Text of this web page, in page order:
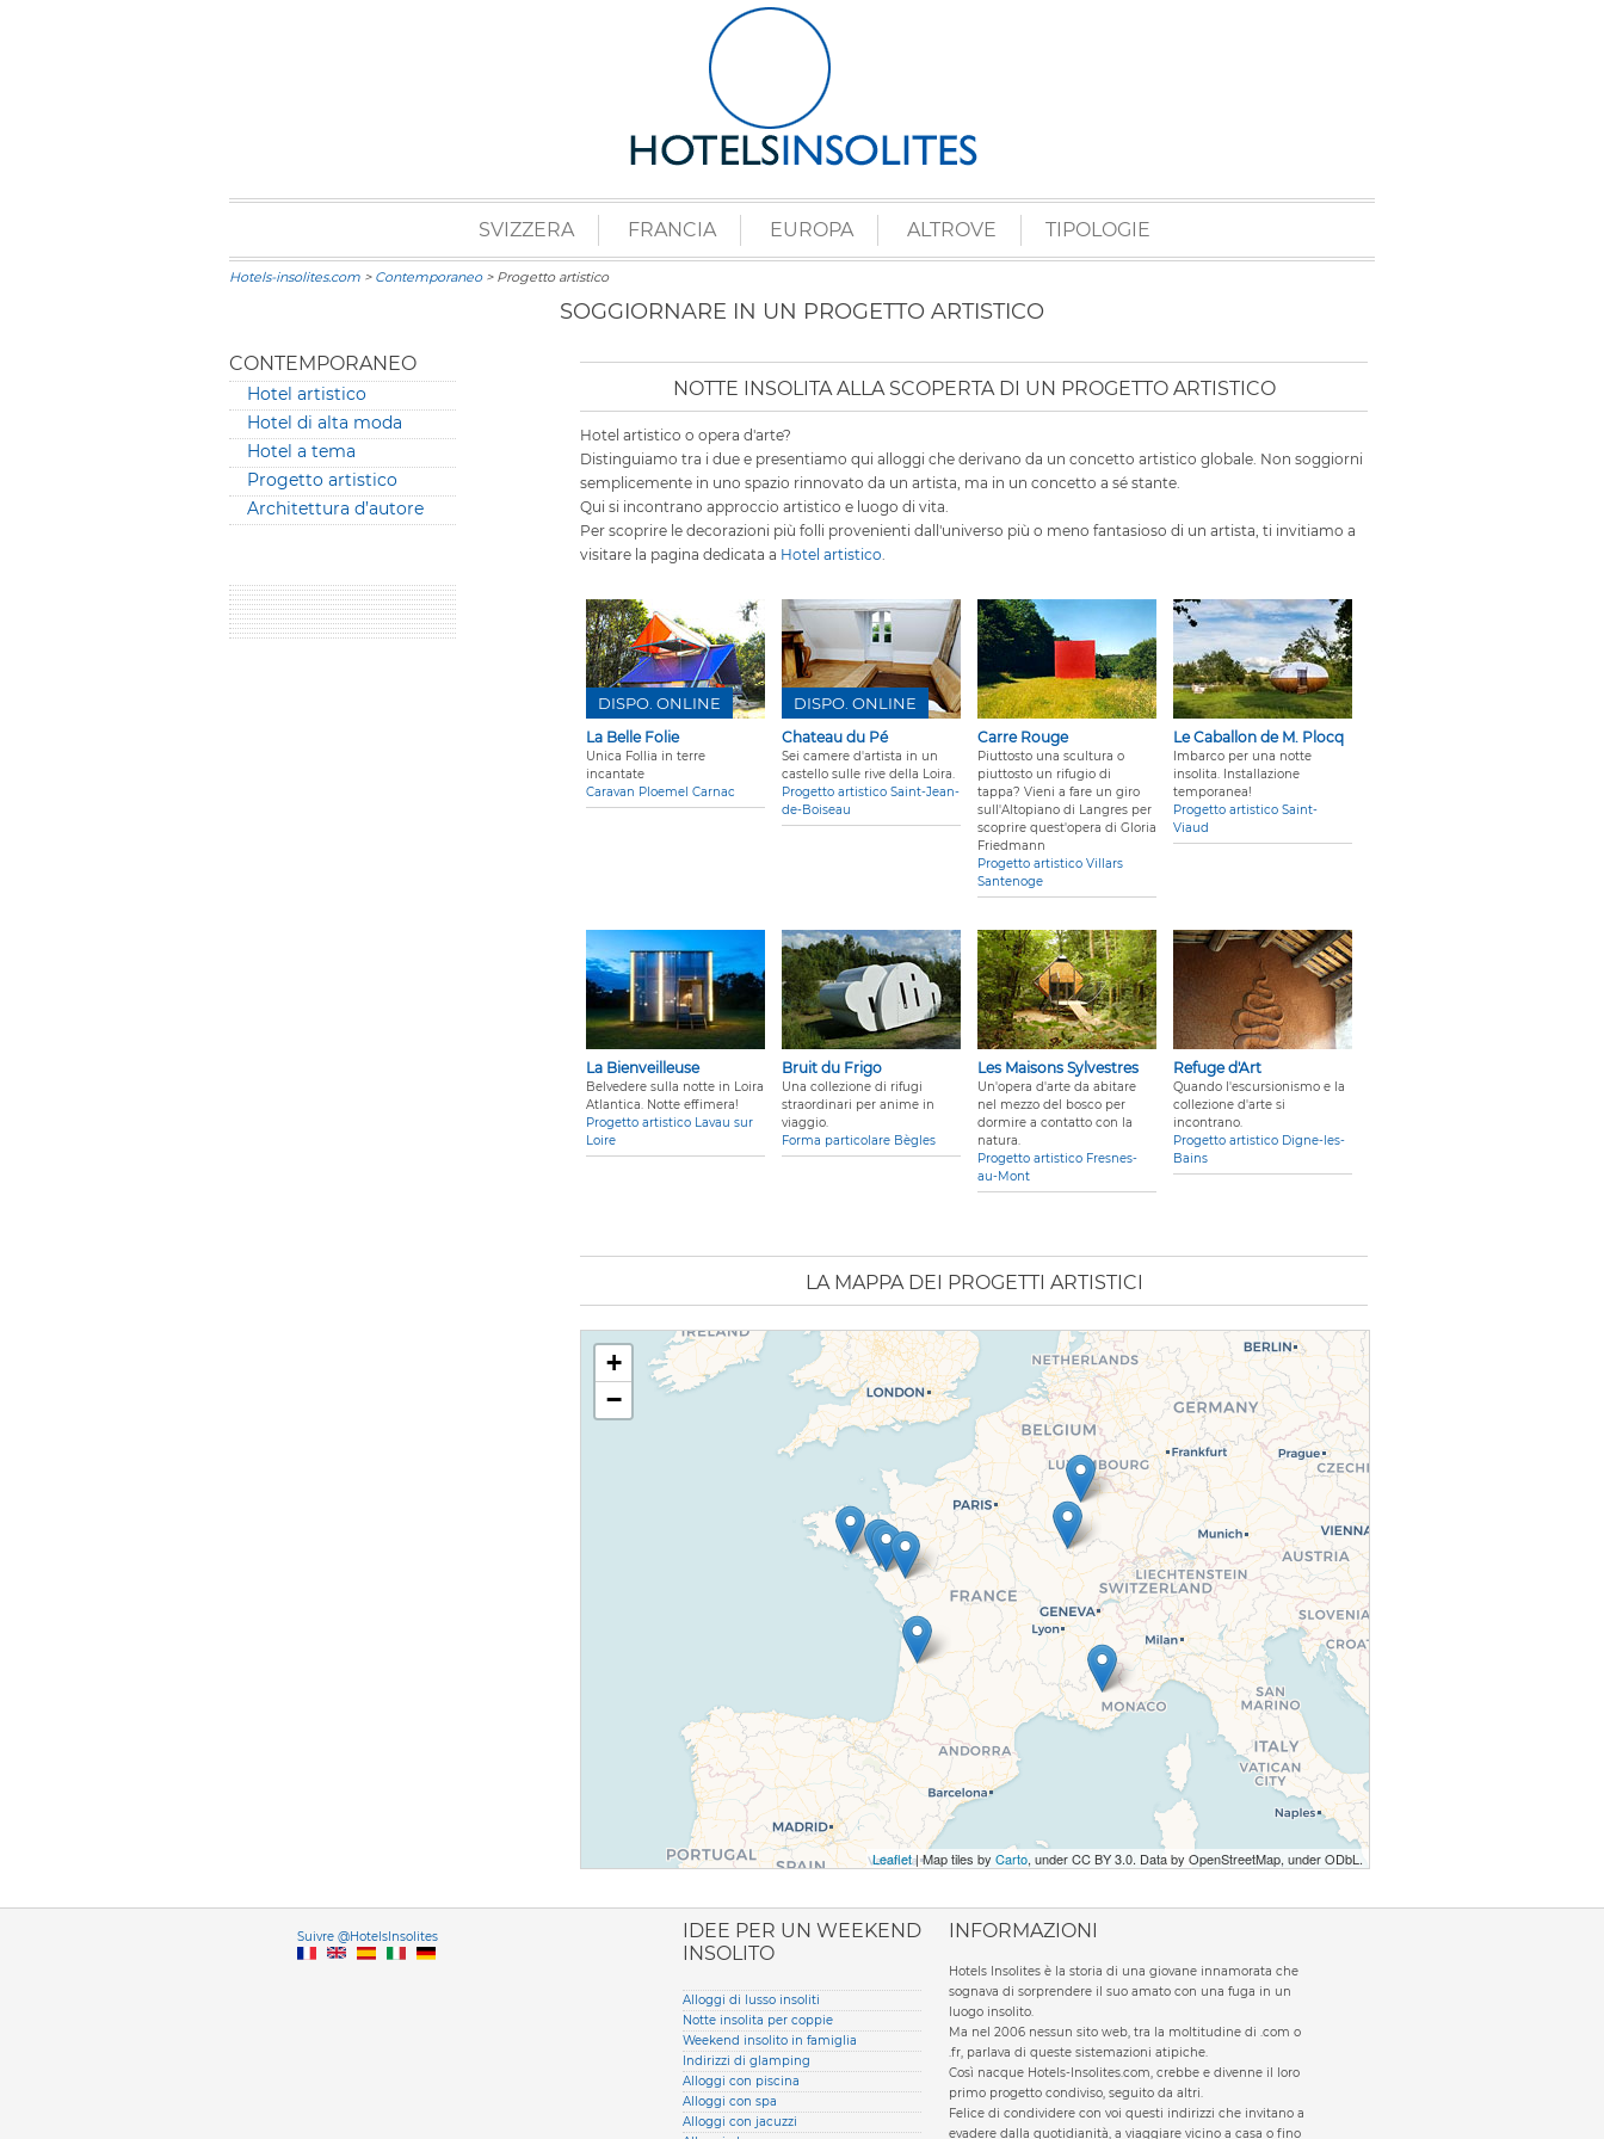
SVIZZERA FRANCIA EUROPA ALTROVE TIPOLOGIE
Hotels-insolites.com > Contemporaneo> Progetto artistico
SOGGIORNARE IN UN PROGETTO ARTISTICO
CONTEMPORANEO
Hotel artistico
Hotel di alta moda
Hotel a tema
Progetto artistico
Architettura d’autore
NOTTE INSOLITA ALLA SCOPERTA DI UN PROGETTO ARTISTICO
Hotel artistico o opera d'arte?
Distinguiamo tra i due e presentiamo qui alloggi che derivano da un concetto artistico globale. Non soggiorni
semplicemente in uno spazio rinnovato da un artista, ma in un concetto a sé stante.
Qui si incontrano approccio artistico e luogo di vita.
Per scoprire le decorazioni più folli provenienti dall'universo più o meno fantasioso di un artista, ti invitiamo a
visitare la pagina dedicata a Hotel artistico.
La Belle Folie
Unica Follia in terre
incantate
Caravan Ploemel Carnac
DISPO. ONLINE
Chateau du Pé
Sei camere d'artista in un
castello sulle rive della Loira.
Progetto artistico Saint-Jean-
de-Boiseau
DISPO. ONLINE
Carre Rouge
Piuttosto una scultura o
piuttosto un rifugio di
tappa? Vieni a fare un giro
sull'Altopiano di Langres per
scoprire quest'opera di Gloria
Friedmann
Progetto artistico Villars
Santenoge
Le Caballon de M. Plocq
Imbarco per una notte
insolita. Installazione
temporanea!
Progetto artistico Saint-
Viaud
La Bienveilleuse
Belvedere sulla notte in Loira
Atlantica. Notte effimera!
Progetto artistico Lavau sur
Loire
Bruit du Frigo
Una collezione di rifugi
straordinari per anime in
viaggio.
Forma particolare Bègles
Les Maisons Sylvestres
Un'opera d'arte da abitare
nel mezzo del bosco per
dormire a contatto con la
natura.
Progetto artistico Fresnes-
au-Mont
Refuge d'Art
Quando l'escursionismo e la
collezione d'arte si
incontrano.
Progetto artistico Digne-les-
Bains
LA MAPPA DEI PROGETTI ARTISTICI
+
−
Leaflet| Map tiles by Carto, under CC BY 3.0. Data by OpenStreetMap, under ODbL.
Suivre @HotelsInsolitesVersione italiana
IDEE PER UN WEEKEND
INSOLITO
Alloggi di lusso insoliti
Notte insolita per coppie
Weekend insolito in famiglia
Indirizzi di glamping
Alloggi con piscina
Alloggi con spa
Alloggi con jacuzzi
INFORMAZIONI
Hotels Insolites è la storia di una giovane innamorata che
sognava di sorprendere il suo amato con una fuga in un
luogo insolito.
Ma nel 2006 nessun sito web, tra la moltitudine di .com o
.fr, parlava di queste sistemazioni atipiche.
Così nacque Hotels-Insolites.com, crebbe e divenne il loro
primo progetto condiviso, seguito da altri.
Felice di condividere con voi questi indirizzi che invitano a
evadere dalla quotidianità, a viaggiare vicino a casa o fino